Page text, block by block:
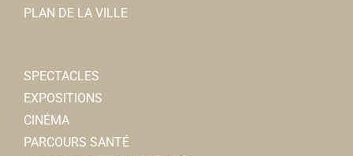
PLAN DE LA VILLE
SPECTACLES
EXPOSITIONS
CINÉMA
PARCOURS SANTÉ